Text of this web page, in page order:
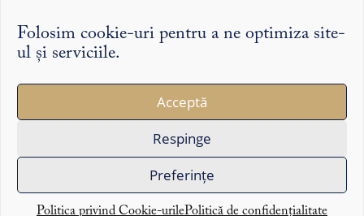
Folosim cookie-uri pentru a ne optimiza site-
ul și serviciile.
Acceptă
Respinge
Preferințe
Politica privind Cookie-urilePolitică de confidențialitate
Condiții efectuare stagiu de practică
Argumentele și punctele de vedere exprimate pe Syntopic
îi reprezintă exclusiv pe autorii lor și nu reflectă în mod
necesar opinia redacției sau a partenerilor noștri.
Copyright ©2026 Syntopic